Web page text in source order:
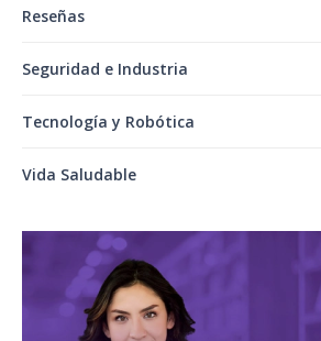
Reseñas
Seguridad e Industria
Tecnología y Robótica
Vida Saludable